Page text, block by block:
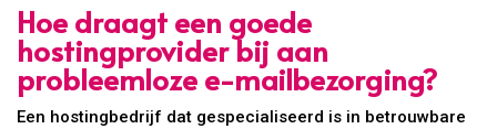
Hoe draagt een goede
hostingprovider bij aan
probleemloze e-mailbezorging?
Een hostingbedrijf dat gespecialiseerd is in betrouwbare